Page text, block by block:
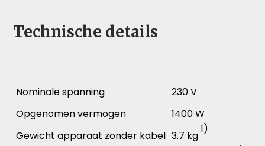
Technische details
Nominale spanning
230 V
Opgenomen vermogen
1400 W
Gewicht apparaat zonder kabel 3.7 kg
1)